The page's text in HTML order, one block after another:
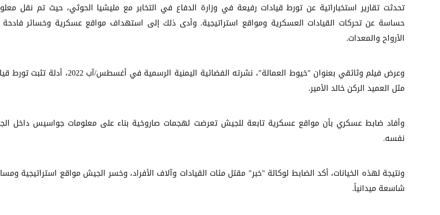
تحدثت تقارير استخباراتية عن تورط قيادات رفيعة في وزارة الدفاع في التخابر مع مليشيا الحوثي، حيث تم نقل
حساسة عن تحركات القيادات العسكرية ومواقع استراتيجية. وأدى ذلك إلى استهداف مواقع عسكرية وخسائر
الأرواح والمعدات.
وعرض فيلم وثائقي بعنوان "خيوط العمالة"، نشرته الفضائية اليمنية الرسمية في أغسطس/آب 2022،
مثل العميد الركن خالد الأمير.
وأفاد ضابط عسكري بأن مواقع عسكرية تابعة للجيش تعرضت لهجمات صاروخية بناء على معلومات جواسيس داخل
نفسه.
ونتيجة لهذه الخيانات، أكد الضابط لوكالة "خبر" مقتل مئات القيادات وآلاف الأفراد، وخسر الجيش مواقع استراتيجية
شاسعة ميدانياً.